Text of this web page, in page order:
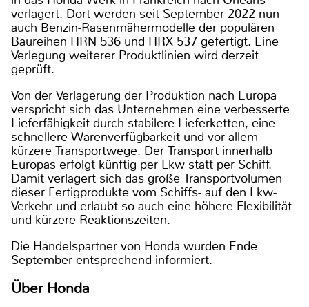
verlagert. Dort werden seit September 2022 nun
auch Benzin-Rasenmähermodelle der populären
Baureihen HRN 536 und HRX 537 gefertigt. Eine
Verlegung weiterer Produktlinien wird derzeit
geprüft.
Von der Verlagerung der Produktion nach Europa
verspricht sich das Unternehmen eine verbesserte
Lieferfähigkeit durch stabilere Lieferketten, eine
schnellere Warenverfügbarkeit und vor allem
kürzere Transportwege. Der Transport innerhalb
Europas erfolgt künftig per Lkw statt per Schiff.
Damit verlagert sich das große Transportvolumen
dieser Fertigprodukte vom Schiffs- auf den Lkw-
Verkehr und erlaubt so auch eine höhere Flexibilität
und kürzere Reaktionszeiten.
Die Handelspartner von Honda wurden Ende
September entsprechend informiert.
Über Honda